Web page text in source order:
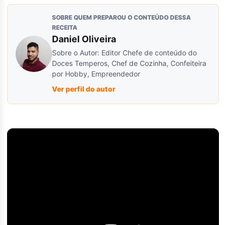
SOBRE QUEM PREPAROU O CONTEÚDO DESSA
RECEITA
Daniel Oliveira
Sobre o Autor: Editor Chefe de conteúdo do
Doces Temperos, Chef de Cozinha, Confeiteira
por Hobby, Empreendedor
Ver perfil do autor